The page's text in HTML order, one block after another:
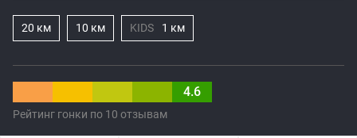
4.6
Рейтинг гонки по 10 отзывам
20 км 10 км KIDS 1 км